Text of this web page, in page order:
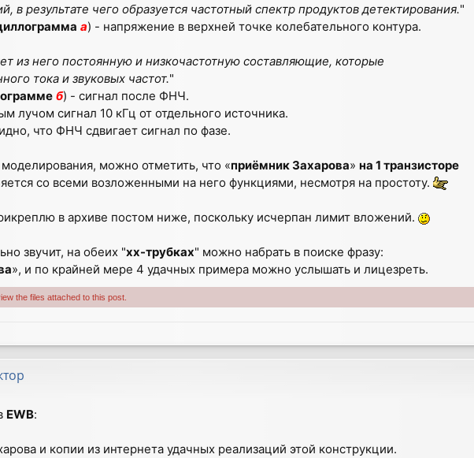
в результате чего образуется частотный спектр продуктов детектирования."
а) - напряжение в верхней точке колебательного контура.
из него постоянную и низкочастотную составляющие, которые
тока и звуковых частот."
б) - сигнал после ФНЧ.
лучом сигнал 10 кГц от отдельного источника.
что ФНЧ сдвигает сигнал по фазе.
можно отметить, что «приёмник Захарова» на 1 транзисторе
со всеми возложенными на него функциями, несмотря на простоту.
в архиве постом ниже, поскольку исчерпан лимит вложений.
звучит, на обеих "хх-трубках" можно набрать в поиске фразу:
», и по крайней мере 4 удачных примера можно услышать и лицезреть.
the files attached to this post.
EWB:
и копии из интернета удачных реализаций этой конструкции.